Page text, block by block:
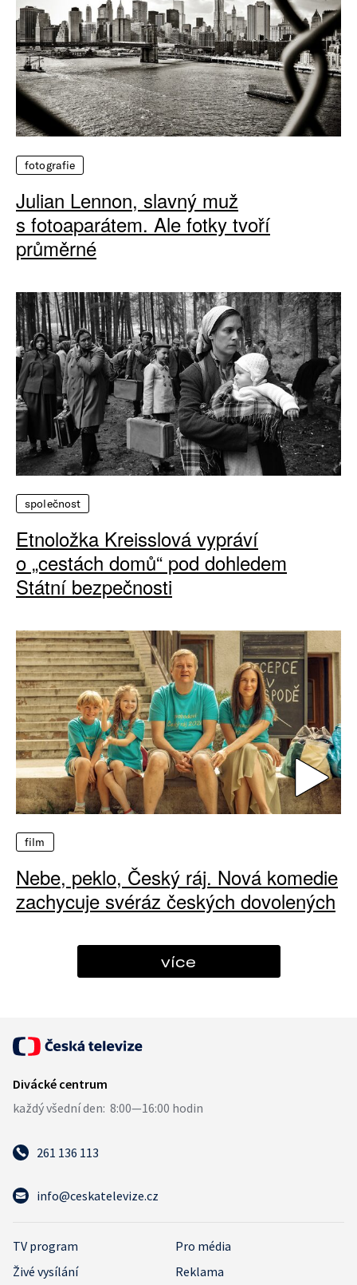
fotografie
Julian Lennon, slavný muž
s fotoaparátem. Ale fotky tvoří
průměrné
společnost
Etnoložka Kreisslová vypráví
o „cestách domů“ pod dohledem
Státní bezpečnosti
film
Nebe, peklo, Český ráj. Nová komedie
zachycuje svéráz českých dovolených
více
261 136 113
info@ceskatelevize.cz
TV program
Pro média
Živé vysílání
Reklama